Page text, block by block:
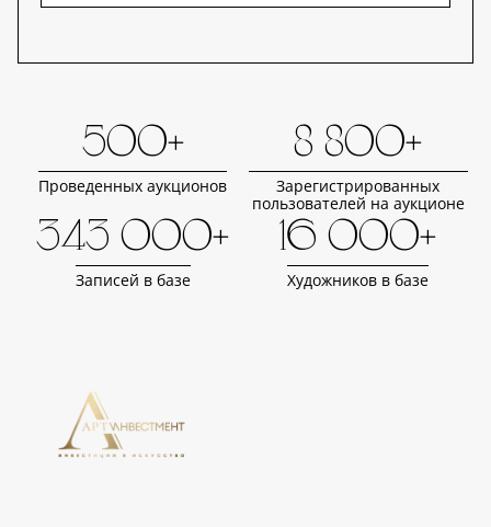
500+
Проведенных аукционов
8 800+
Зарегистрированных
пользователей на аукционе
343 000+
Записей в базе
16 000+
Художников в базе